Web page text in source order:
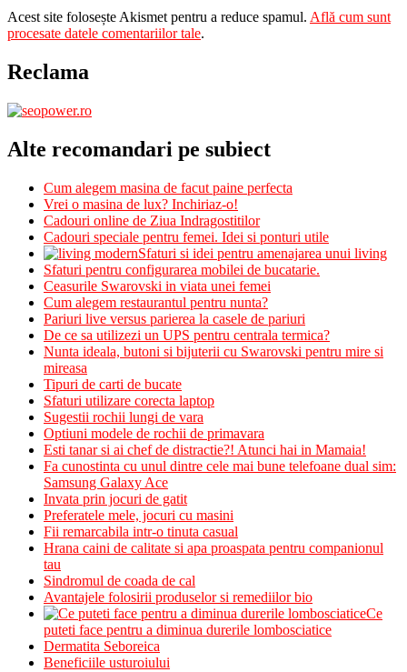
Acest site folosește Akismet pentru a reduce spamul. Află cum sunt
procesate datele comentariilor tale.
Reclama
Alte recomandari pe subiect
Cum alegem masina de facut paine perfecta
Vrei o masina de lux? Inchiriaz-o!
Cadouri online de Ziua Indragostitilor
Cadouri speciale pentru femei. Idei si ponturi utile
Sfaturi si idei pentru amenajarea unui living
Sfaturi pentru configurarea mobilei de bucatarie.
Ceasurile Swarovski in viata unei femei
Cum alegem restaurantul pentru nunta?
Pariuri live versus parierea la casele de pariuri
De ce sa utilizezi un UPS pentru centrala termica?
Nunta ideala, butoni si bijuterii cu Swarovski pentru mire si
mireasa
Tipuri de carti de bucate
Sfaturi utilizare corecta laptop
Sugestii rochii lungi de vara
Optiuni modele de rochii de primavara
Esti tanar si ai chef de distractie?! Atunci hai in Mamaia!
Fa cunostinta cu unul dintre cele mai bune telefoane dual sim:
Samsung Galaxy Ace
Invata prin jocuri de gatit
Preferatele mele, jocuri cu masini
Fii remarcabila intr-o tinuta casual
Hrana caini de calitate si apa proaspata pentru companionul
tau
Sindromul de coada de cal
Avantajele folosirii produselor si remediilor bio
Ce
puteti face pentru a diminua durerile lombosciatice
Dermatita Seboreica
Beneficiile usturoiului